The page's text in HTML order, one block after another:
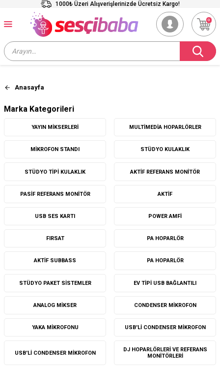
1000₺ Üzeri Alışverişlerinizde Ücretsiz Kargo!
0
Anasayfa
Marka Kategorileri
YAYIN MIKSERLERI MULTIMEDIA HOPARLÖRLER
MIKROFON STANDI STÜDYO KULAKLIK
STÜDYO TIPI KULAKLIK AKTIF REFERANS MONITÖR
PASIF REFERANS MONITÖR AKTIF
USB SES KARTI POWER AMFI
FIRSAT PA HOPARLÖR
AKTIF SUBBASS PA HOPARLÖR
STÜDYO PAKET SISTEMLER EV TIPI USB BAĞLANTILI
ANALOG MIKSER CONDENSER MIKROFON
YAKA MIKROFONU USB'LI CONDENSER MIKROFON
USB'LI CONDENSER MIKROFON
DJ HOPARLÖRLERI VE REFERANS
MONITÖRLERI